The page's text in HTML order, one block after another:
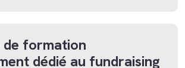
de formation
dédié au fundraising